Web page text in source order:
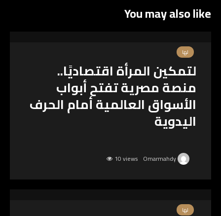
You may also like
لها
لتمكين المرأة اقتصاديًا..
منصة مصرية تفتح أبواب
الأسواق العالمية أمام الحرف
اليدوية
10 views
لها